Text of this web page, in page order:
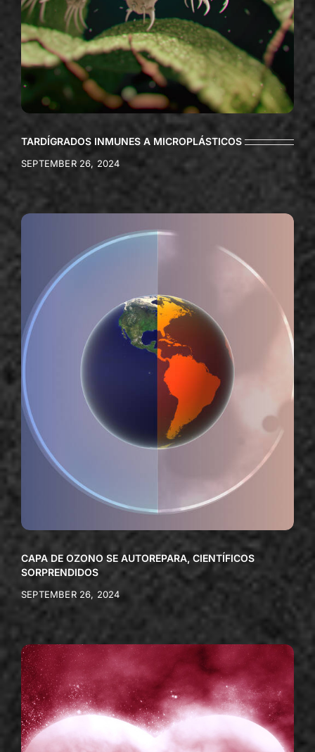
TARDÍGRADOS INMUNES A MICROPLÁSTICOS
SEPTEMBER 26, 2024
CAPA DE OZONO SE AUTOREPARA, CIENTÍFICOS
SORPRENDIDOS
SEPTEMBER 26, 2024